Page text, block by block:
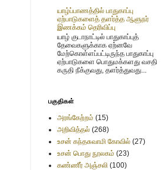
யாழ்ப்பாணத்தில் பாதுகாப்பு
ஏற்பாடுகளைத் தளர்த்த ஆளுநர்
இணக்கம் தெரிவிப்பு
யாழ் குடாநாட்டில் பாதுகாப்புத்
தேவைகளுக்காக ஏற்னவே
மேற்கொள்ளப்பட்டிருந்த பாதுகாப்பு
ஏற்பாடுகளை பொதுமக்களது வசதி
கருதி நீக்குவது, தளர்த்துவது...
பகுதிகள்
அரங்கேற்றம் (15)
அறிவித்தல் (268)
உசன் கந்தசுவாமி கோவில் (27)
உசன் பொது நூலகம் (23)
கண்ணீர் அஞ்சலி (100)